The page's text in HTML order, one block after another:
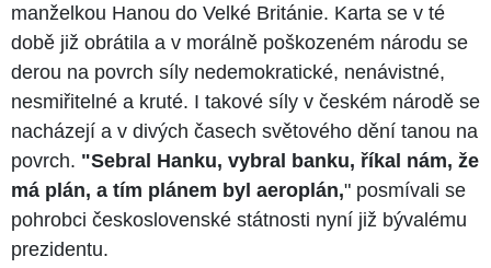
manželkou Hanou do Velké Británie. Karta se v té
době již obrátila a v morálně poškozeném národu se
derou na povrch síly nedemokratické, nenávistné,
nesmiřitelné a kruté. I takové síly v českém národě se
nacházejí a v divých časech světového dění tanou na
povrch. "Sebral Hanku, vybral banku, říkal nám, že
má plán, a tím plánem byl aeroplán," posmívali se
pohrobci československé státnosti nyní již bývalému
prezidentu.